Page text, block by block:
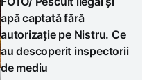
apă captată fără
autorizație pe Nistru. Ce
au descoperit inspectorii
de mediu